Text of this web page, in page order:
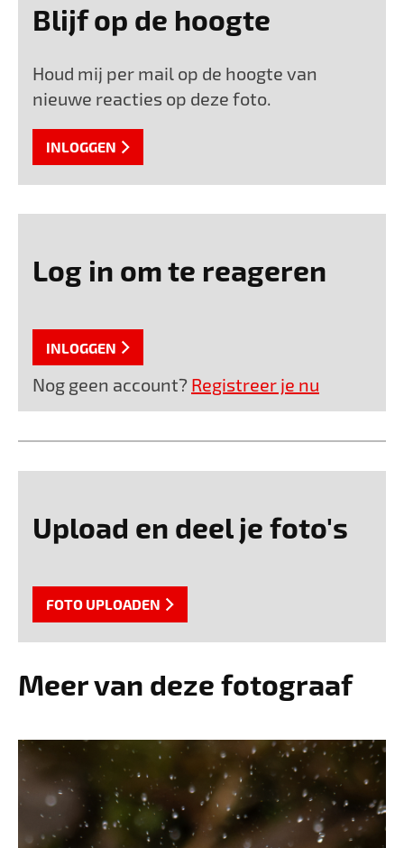
Blijf op de hoogte
Houd mij per mail op de hoogte van
nieuwe reacties op deze foto.
INLOGGEN
Log in om te reageren
INLOGGEN
Nog geen account? Registreer je nu
Upload en deel je foto's
FOTO UPLOADEN
Meer van deze fotograaf